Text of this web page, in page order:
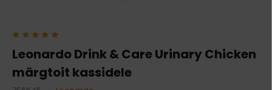
Leonardo Drink & Care Urinary Chicken
märgtoit kassidele